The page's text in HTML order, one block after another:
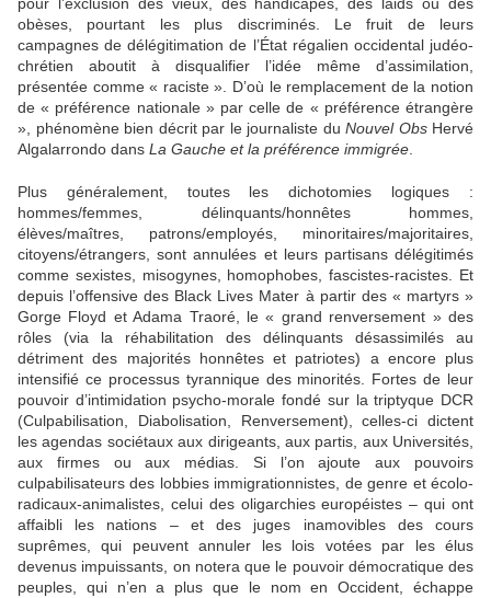
obèses, pourtant les plus discriminés. Le fruit de leurs
campagnes de délégitimation de l’État régalien occidental judéo-
chrétien aboutit à disqualifier l’idée même d’assimilation,
présentée comme « raciste ». D’où le remplacement de la notion
de « préférence nationale » par celle de « préférence étrangère
», phénomène bien décrit par le journaliste du Nouvel ObsHervé
Algalarrondo dans La Gauche et la préférence immigrée
Plus généralement, toutes les dichotomies logiques :
hommes/femmes, délinquants/honnêtes hommes,
élèves/maîtres, patrons/employés, minoritaires/majoritaires,
citoyens/étrangers, sont annulées et leurs partisans délégitimés
comme sexistes, misogynes, homophobes, fascistes-racistes. Et
depuis l’offensive des Black Lives Mater à partir des « martyrs »
Gorge Floyd et Adama Traoré, le « grand renversement » des
rôles (via la réhabilitation des délinquants désassimilés au
détriment des majorités honnêtes et patriotes) a encore plus
intensifié ce processus tyrannique des minorités. Fortes de leur
pouvoir d’intimidation psycho-morale fondé sur la triptyque DCR
(Culpabilisation, Diabolisation, Renversement), celles-ci dictent
les agendas sociétaux aux dirigeants, aux partis, aux Universités,
aux firmes ou aux médias. Si l’on ajoute aux pouvoirs
culpabilisateurs des lobbies immigrationnistes, de genre et écolo-
radicaux-animalistes, celui des oligarchies européistes – qui ont
affaibli les nations – et des juges inamovibles des cours
suprêmes, qui peuvent annuler les lois votées par les élus
devenus impuissants, on notera que le pouvoir démocratique des
peuples, qui n’en a plus que le nom en Occident, échappe